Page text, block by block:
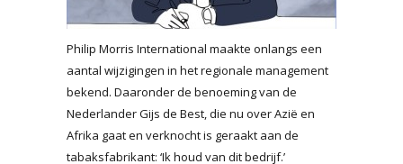
Philip Morris International maakte onlangs een
aantal wijzigingen in het regionale management
bekend. Daaronder de benoeming van de
Nederlander Gijs de Best, die nu over Azië en
Afrika gaat en verknocht is geraakt aan de
tabaksfabrikant: ‘Ik houd van dit bedrijf.’